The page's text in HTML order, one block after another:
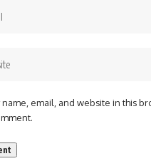
name, email, and website in this